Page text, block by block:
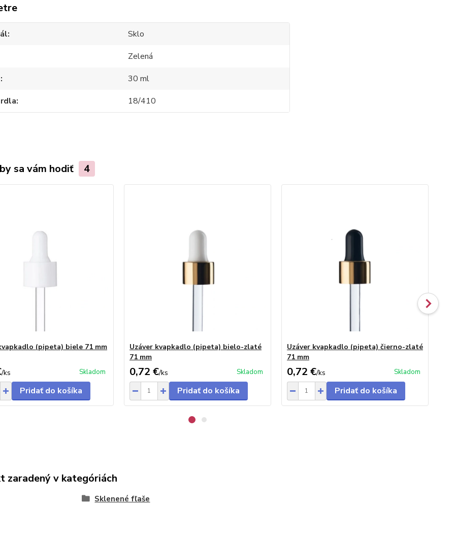
Sklo
Zelená
30 ml
18/410
sa vám hodiť 4
(pipeta) biele 71 mm
/ks Skladom
Pridať do košíka
Uzáver kvapkadlo (pipeta) bielo-zlaté
71 mm
0,72 €/ks Skladom
Pridať do košíka
Uzáver kvapkadlo (pipeta) čierno-zlaté
71 mm
0,72 €/ks Skladom
Pridať do košíka
zaradený v kategóriách
Sklenené fľaše